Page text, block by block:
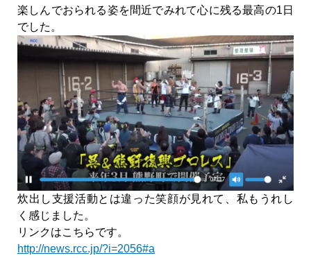
楽しんでおられる姿を間近でみれて心に残る最高の1日
でした。
炊出し支援活動とは違った笑顔が見れて、私もうれし
く感じました。
リンクはこちらです。
http://news.rcc.jp/?i=2056#a